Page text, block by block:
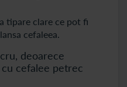
tipare clare ce pot fi
cefaleea.
deoarece
cefalee petrec